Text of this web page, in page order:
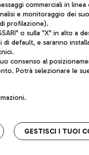
Note legali
Mappa sito
Accessibilità
commerciali in
e monitoraggio dei
profilazione).
o sulla "X" in alto
default, e saranno
suo consenso al
Potrà selezionare le
GESTISCI I TUOI